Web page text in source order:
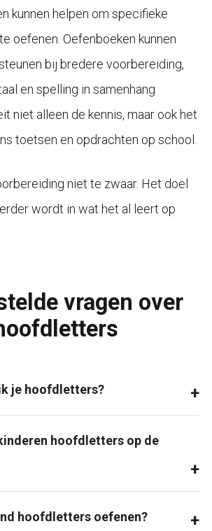
kunnen helpen om specifieke
oefenen. Oefenboeken kunnen
bij bredere voorbereiding,
en spelling in samenhang
niet alleen de kennis, maar ook het
toetsen en opdrachten op school.
niet te zwaar. Het doel
wordt in wat het al leert op
vragen over
je hoofdletters?
hoofdletters op de
hoofdletters oefenen?